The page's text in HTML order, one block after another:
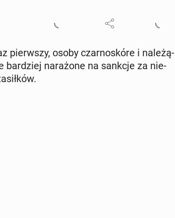
pierw­szy, osoby czar­no­skó­re i na­le­żą­
bar­dziej na­ra­żo­ne na sankcje za nie­